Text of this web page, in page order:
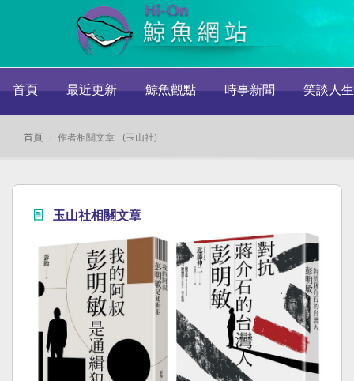
首頁 最近更新 鯨魚觀點 時事新聞 笑談人生
首頁 作者相關文章 - (玉山社)
玉山社相關文章